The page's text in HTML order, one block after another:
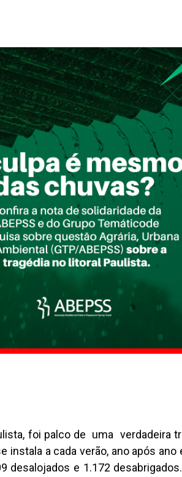
foi palco de uma verdadeira
instala a cada verão, ano após
e 1.172